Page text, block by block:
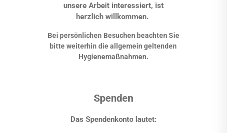
unsere Arbeit interessiert, ist
herzlich willkommen.
Bei persönlichen Besuchen beachten Sie
bitte weiterhin die allgemein geltenden
Hygienemaßnahmen.
Spenden
Das Spendenkonto lautet: